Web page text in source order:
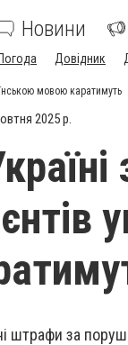
Новини
Погода Довідник
мовою каратимуть
2025 р.
штрафи за